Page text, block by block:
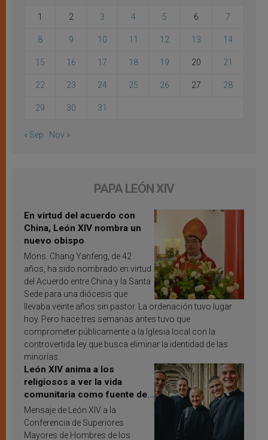
1 2 3 4 5 6 7
8 9 10 11 12 13 14
15 16 17 18 19 20 21
22 23 24 25 26 27 28
29 30 31
« Sep Nov »
PAPA LEÓN XIV
En virtud del acuerdo con
China, León XIV nombra un
nuevo obispo
Mons. Chang Yanfeng, de 42
años, ha sido nombrado en virtud
del Acuerdo entre China y la Santa
Sede para una diócesis que
llevaba veinte años sin pastor. La ordenación tuvo lugar
hoy. Pero hace tres semanas antes tuvo que
comprometer públicamente a la Iglesia local con la
controvertida ley que busca eliminar la identidad de las
minorías.
León XIV anima a los
religiosos a ver la vida
comunitaria como fuente de
inspiración y santificación
Mensaje de León XIV a la
Conferencia de Superiores
Mayores de Hombres de los